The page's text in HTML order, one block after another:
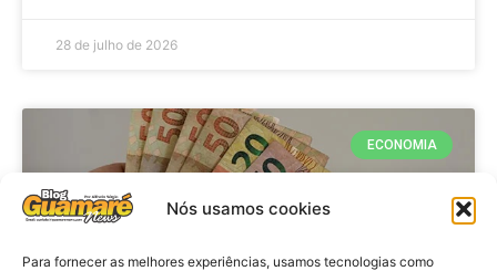
Nós usamos cookies
Para fornecer as melhores experiências, usamos tecnologias como
28 de julho de 2026
ECONOMIA